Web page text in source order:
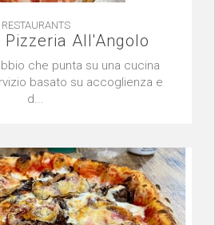
RESTAURANTS
Pizzeria All'Angolo
che punta su una cucina
basato su accoglienza e
d...